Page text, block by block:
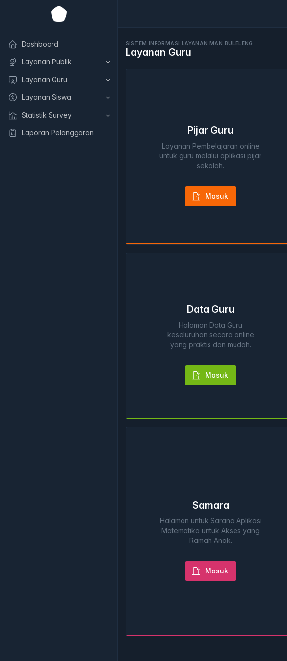
Dashboard
Layanan Publik
Layanan Guru
Layanan Siswa
Statistik Survey
Laporan Pelanggaran
SISTEM INFORMASI LAYANAN MAN BULELENG
Layanan Guru
Pijar Guru
Layanan Pembelajaran online
untuk guru melalui aplikasi pijar
sekolah.
Masuk
Data Guru
Halaman Data Guru
keseluruhan secara online
yang praktis dan mudah.
Masuk
Samara
Halaman untuk Sarana Aplikasi
Matematika untuk Akses yang
Ramah Anak.
Masuk